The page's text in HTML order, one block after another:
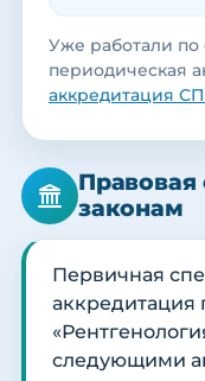
Уже работали по
периодическая
аккредитация
Правовая
законам
Первичная
аккредитация
следующими